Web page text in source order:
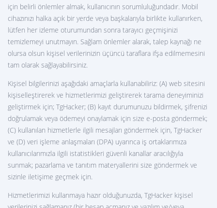
için belirli önlemler almak, kullanıcının sorumluluğundadır. Mobil
cihazınızı halka açık bir yerde veya başkalarıyla birlikte kullanırken,
lütfen her izleme oturumundan sonra tarayıcı geçmişinizi
temizlemeyi unutmayın. Sağlam önlemler alarak, talep kaynağı ne
olursa olsun kişisel verilerinizin üçüncü taraflara ifşa edilmemesini
tam olarak sağlayabilirsiniz.
Kişisel bilgilerinizi aşağıdaki amaçlarla kullanabiliriz: (A) web sitesini
kişiselleştirerek ve hizmetlerimizi geliştirerek tarama deneyiminizi
geliştirmek için; TgHacker; (B) kayıt durumunuzu bildirmek, şifrenizi
doğrulamak veya ödemeyi onaylamak için size e-posta göndermek;
(C) kullanılan hizmetlerle ilgili mesajları göndermek için, TgHacker
ve (D) veri işleme anlaşmaları (DPA) uyarınca iş ortaklarımıza
kullanıcılarımızla ilgili istatistikleri güvenli kanallar aracılığıyla
sunmak; pazarlama ve tanıtım materyallerini size göndermek ve
sizinle iletişime geçmek için.
Hizmetlerimizi kullanmaya hazır olduğunuzda, TgHacker kişisel